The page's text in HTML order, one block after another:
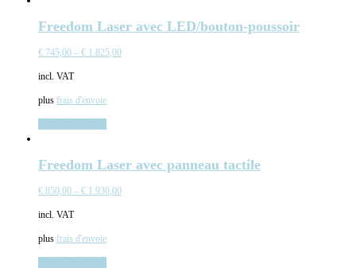
Freedom Laser avec LED/bouton-poussoir
€ 745,00 – € 1.825,00
incl. VAT
plus frais d'envoie
Freedom Laser avec panneau tactile
€ 850,00 – € 1.930,00
incl. VAT
plus frais d'envoie